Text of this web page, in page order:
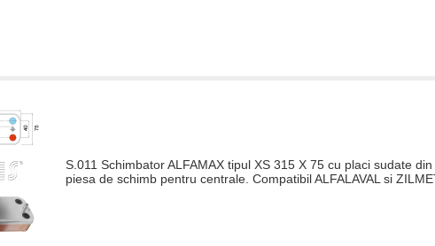
S.011 Schimbator ALFAMAX tipul XS 315 X 75 cu placi sudate
piesa de schimb pentru centrale. Compatibil ALFALAVAL si